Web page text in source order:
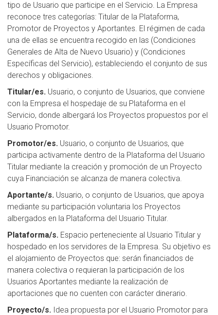
tipo de Usuario que participe en el Servicio. La Empresa
reconoce tres categorías: Titular de la Plataforma,
Promotor de Proyectos y Aportantes. El régimen de cada
una de ellas se encuentra recogido en las (Condiciones
Generales de Alta de Nuevo Usuario) y (Condiciones
Específicas del Servicio), estableciendo el conjunto de sus
derechos y obligaciones.
Titular/es. Usuario, o conjunto de Usuarios, que conviene
con la Empresa el hospedaje de su Plataforma en el
Servicio, donde albergará los Proyectos propuestos por el
Usuario Promotor.
Promotor/es. Usuario, o conjunto de Usuarios, que
participa activamente dentro de la Plataforma del Usuario
Titular mediante la creación y promoción de un Proyecto
cuya Financiación se alcanza de manera colectiva.
Aportante/s. Usuario, o conjunto de Usuarios, que apoya
mediante su participación voluntaria los Proyectos
albergados en la Plataforma del Usuario Titular.
Plataforma/s. Espacio perteneciente al Usuario Titular y
hospedado en los servidores de la Empresa. Su objetivo es
el alojamiento de Proyectos que: serán financiados de
manera colectiva o requieran la participación de los
Usuarios Aportantes mediante la realización de
aportaciones que no cuenten con carácter dinerario.
Proyecto/s. Idea propuesta por el Usuario Promotor para